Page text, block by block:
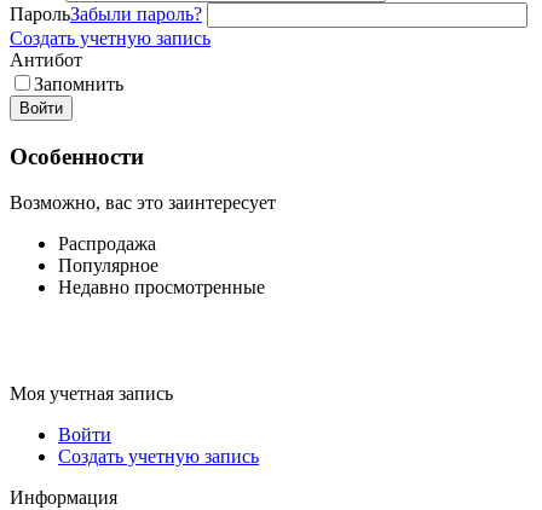
ПарольЗабыли пароль?
Создать учетную запись
Антибот
Запомнить
Войти
Особенности
Возможно, вас это заинтересует
Распродажа
Популярное
Недавно просмотренные
Моя учетная запись
Войти
Создать учетную запись
Информация